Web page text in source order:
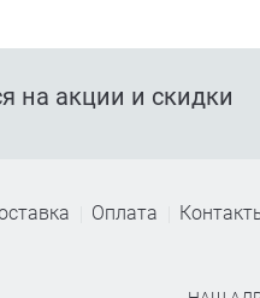
на акции и скидки
Оплата